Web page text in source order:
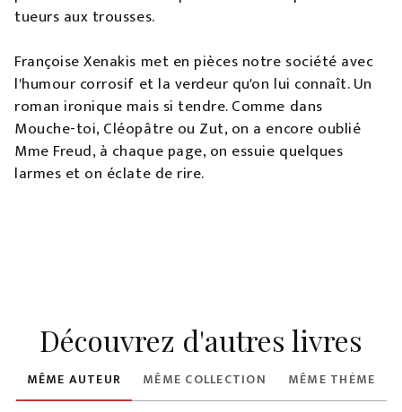
tueurs aux trousses.
Françoise Xenakis met en pièces notre société avec
l'humour corrosif et la verdeur qu'on lui connaît. Un
roman ironique mais si tendre. Comme dans
Mouche-toi, Cléopâtre ou Zut, on a encore oublié
Mme Freud, à chaque page, on essuie quelques
larmes et on éclate de rire.
Découvrez d'autres livres
MÊME AUTEUR MÊME COLLECTION MÊME THÈME